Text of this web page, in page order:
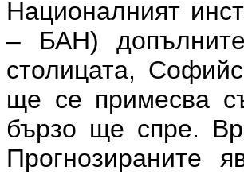
Националният
– БАН)
столицата,
ще се примесва
бързо ще спре.
Прогнозираните